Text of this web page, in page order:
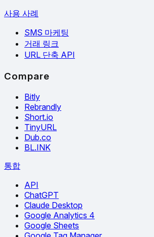
사용 사례
SMS 마케팅
거래 링크
URL 단축 API
Compare
Bitly
Rebrandly
Short.io
TinyURL
Dub.co
BL.INK
통합
API
ChatGPT
Claude Desktop
Google Analytics 4
Google Sheets